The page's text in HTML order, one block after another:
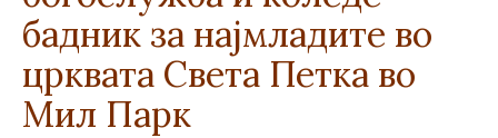
бадник за најмладите во
црквата Света Петка во
Мил Парк